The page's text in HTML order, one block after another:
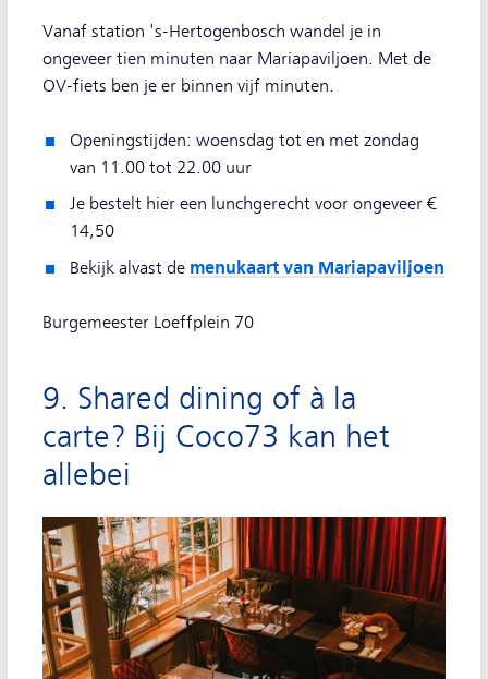
Vanaf station 's-Hertogenbosch wandel je in
ongeveer tien minuten naar Mariapaviljoen. Met de
OV-fiets ben je er binnen vijf minuten.
Openingstijden: woensdag tot en met zondag
van 11.00 tot 22.00 uur
Je bestelt hier een lunchgerecht voor ongeveer €
14,50
Bekijk alvast de menukaart van Mariapaviljoen
Burgemeester Loeffplein 70
9. Shared dining of à la
carte? Bij Coco73 kan het
allebei